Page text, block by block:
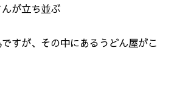
が立ち並ぶ
すが、その中にあるうどん屋がこ